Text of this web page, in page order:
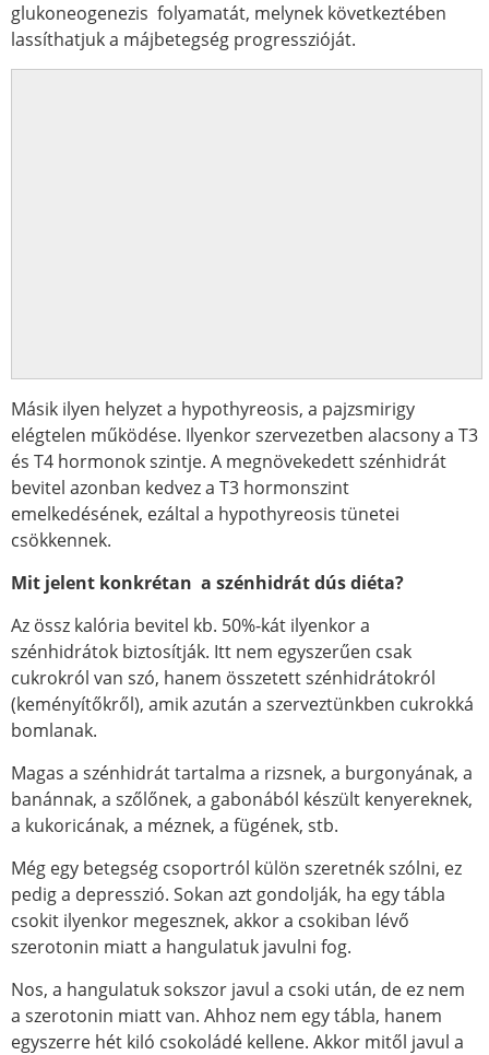
glukoneogenezis folyamatát, melynek következtében
lassíthatjuk a májbetegség progresszióját.
Másik ilyen helyzet a hypothyreosis, a pajzsmirigy
elégtelen működése. Ilyenkor szervezetben alacsony a T3
és T4 hormonok szintje. A megnövekedett szénhidrát
bevitel azonban kedvez a T3 hormonszint
emelkedésének, ezáltal a hypothyreosis tünetei
csökkennek.
Mit jelent konkrétan a szénhidrát dús diéta?
Az össz kalória bevitel kb. 50%-kát ilyenkor a
szénhidrátok biztosítják. Itt nem egyszerűen csak
cukrokról van szó, hanem összetett szénhidrátokról
(keményítőkről), amik azután a szerveztünkben cukrokká
bomlanak.
Magas a szénhidrát tartalma a rizsnek, a burgonyának, a
banánnak, a szőlőnek, a gabonából készült kenyereknek,
a kukoricának, a méznek, a fügének, stb.
Még egy betegség csoportról külön szeretnék szólni, ez
pedig a depresszió. Sokan azt gondolják, ha egy tábla
csokit ilyenkor megesznek, akkor a csokiban lévő
szerotonin miatt a hangulatuk javulni fog.
Nos, a hangulatuk sokszor javul a csoki után, de ez nem
a szerotonin miatt van. Ahhoz nem egy tábla, hanem
egyszerre hét kiló csokoládé kellene. Akkor mitől javul a